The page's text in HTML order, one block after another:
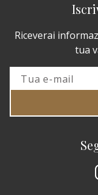
Riceverai
tua